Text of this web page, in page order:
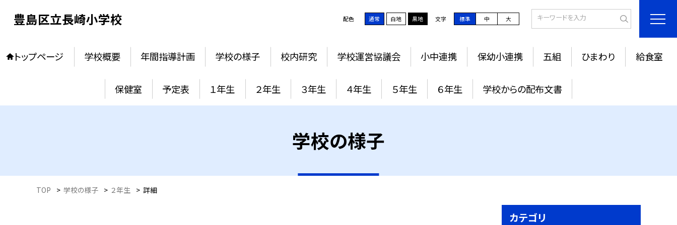
豊島区立長崎小学校 配色 通常 白地 黒地 文字 標準 中 大
トップページ 学校概要 年間指導計画 学校の様子 校内研究 学校運営協議会 小中連携 保幼小連携 五組 ひまわり 給食室
保健室 予定表 １年生 ２年生 ３年生 ４年生 ５年生 ６年生 学校からの配布文書
学校の様子
TOP > 学校の様子 > ２年生 > 詳細
カテゴリ